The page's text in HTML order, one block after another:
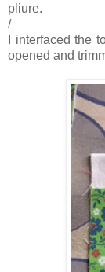
pliure.
/
I interfaced the
opened and